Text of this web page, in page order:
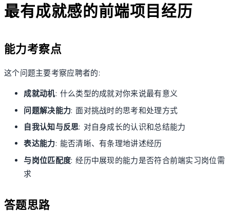
最有成就感的前端项目经历
能力考察点
这个问题主要考察应聘者的:
成就动机: 什么类型的成就对你来说最有意义
问题解决能力: 面对挑战时的思考和处理方式
自我认知与反思: 对自身成长的认识和总结能力
表达能力: 能否清晰、有条理地讲述经历
与岗位匹配度: 经历中展现的能力是否符合前端实习岗位需
求
答题思路